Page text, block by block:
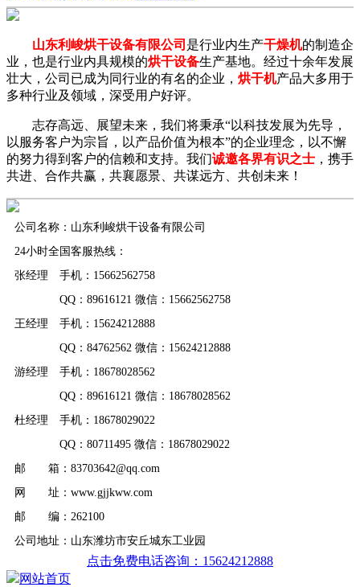
山东利峻烘干设备有限公司 是行业内生产干燥机的制造企
业，也是行业内具规模的烘干设备生产基地。经过十余年发展
壮大，公司已成为同行业的有名的企业， 烘干机产品大多用于
多种行业及领域，深受用户好评。
志存高远、展望未来，我们将秉承“以科技发展为先导，
以服务客户为宗旨，以产品价值为根本”的企业理念，以不懈
的努力得到客户的信赖和支持。我们诚邀各界有识之士 ，携手
共进、合作共赢，共襄愿景、共谋远方、共创未来！
公司名称：山东利峻烘干设备有限公司
24小时全国客服热线：
张经理 手机：15662562758
QQ：89616121 微信：15662562758
王经理 手机：15624212888
QQ：84762562 微信：15624212888
游经理 手机：18678028562
QQ：89616121 微信：18678028562
杜经理 手机：18678029022
QQ：80711495 微信：18678029022
邮 箱：83703642@qq.com
网 址：www.gjjkww.com
邮 编：262100
公司地址：山东潍坊市安丘城东工业园
点击免费电话咨询：15624212888
网站首页